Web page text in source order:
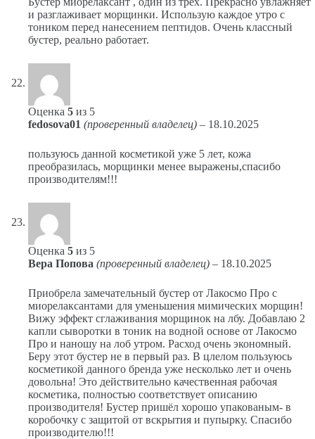
и разглаживает морщинки. Использую каждое утро с
тоником перед нанесением пептидов. Очень классный
бустер, реально работает.
Оценка 5 из 5
fedosova01 (проверенный владелец) – 18.10.2025
пользуюсь данной косметикой уже 5 лет, кожа
преобразилась, морщинки менее выражены,спасибо
производителям!!!
Оценка 5 из 5
Вера Попова (проверенный владелец) – 18.10.2025
Приобрела замечательный бустер от Лакосмо Про с
миорелаксантами для уменьшения мимических морщин!
Вижу эффект сглаживания морщинок на лбу. Добавлаю 2
капли сыворотки в тоник на водной основе от Лакосмо
Про и наношу на лоб утром. Расход очень экономный.
Беру этот бустер не в первый раз. В цлелом пользуюсь
косметикой данного бренда уже несколько лет и очень
довольна! Это действительно качественная рабочая
косметика, полностью соответствует описанию
производителя! Бустер пришёл хорошо упакованым- в
коробочку с защитой от вскрытия и пупырку. Спасибо
производителю!!!